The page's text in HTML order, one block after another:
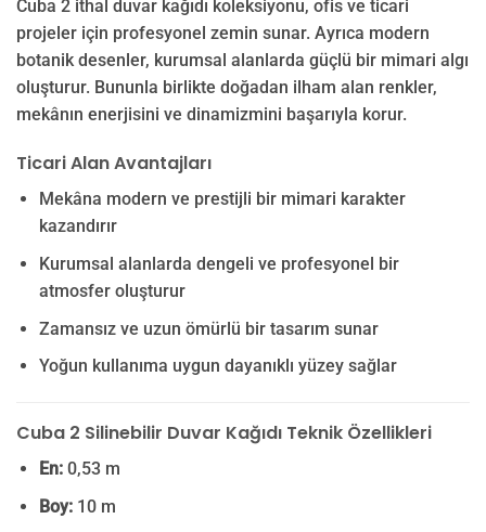
Cuba 2 ithal duvar kağıdı koleksiyonu, ofis ve ticari
projeler için profesyonel zemin sunar. Ayrıca modern
botanik desenler, kurumsal alanlarda güçlü bir mimari algı
oluşturur. Bununla birlikte doğadan ilham alan renkler,
mekânın enerjisini ve dinamizmini başarıyla korur.
Ticari Alan Avantajları
Mekâna modern ve prestijli bir mimari karakter
kazandırır
Kurumsal alanlarda dengeli ve profesyonel bir
atmosfer oluşturur
Zamansız ve uzun ömürlü bir tasarım sunar
Yoğun kullanıma uygun dayanıklı yüzey sağlar
Cuba 2 Silinebilir Duvar Kağıdı Teknik Özellikleri
En:0,53 m
Boy:10 m